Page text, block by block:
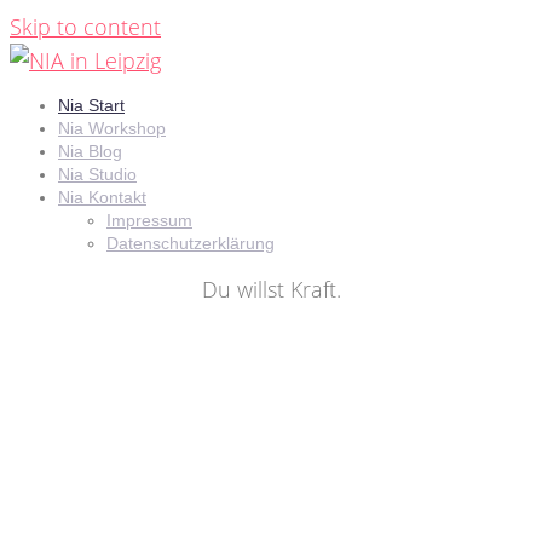
Skip to content
Nia Start
Nia Workshop
Nia Blog
Nia Studio
Nia Kontakt
Impressum
Datenschutzerklärung
Du willst Kraft.